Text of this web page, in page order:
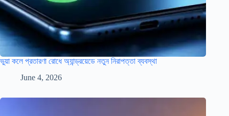
ভুয়া কলে প্রতারণা রোধে অ্যান্ড্রয়েডে নতুন নিরাপত্তা ব্যবস্থা
June 4, 2026